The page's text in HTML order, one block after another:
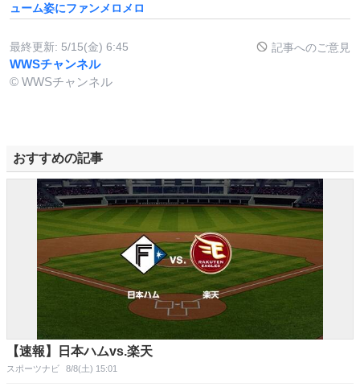
ューム姿にファンメロメロ
最終更新: 5/15(金) 6:45 記事へのご意見
WWSチャンネル
© WWSチャンネル
おすすめの記事
【速報】日本ハムvs.楽天
スポーツナビ 8/8(土) 15:01